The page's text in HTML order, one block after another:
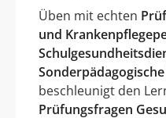
Üben mit echten
und
beschleunigt den
Prüfungsfragen